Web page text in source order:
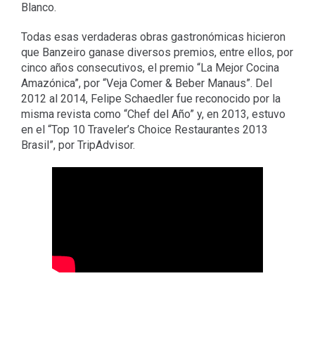
Blanco.
Todas esas verdaderas obras gastronómicas hicieron
que Banzeiro ganase diversos premios, entre ellos, por
cinco años consecutivos, el premio “La Mejor Cocina
Amazónica”, por “Veja Comer & Beber Manaus”. Del
2012 al 2014, Felipe Schaedler fue reconocido por la
misma revista como “Chef del Año” y, en 2013, estuvo
en el “Top 10 Traveler’s Choice Restaurantes 2013
Brasil”, por TripAdvisor.